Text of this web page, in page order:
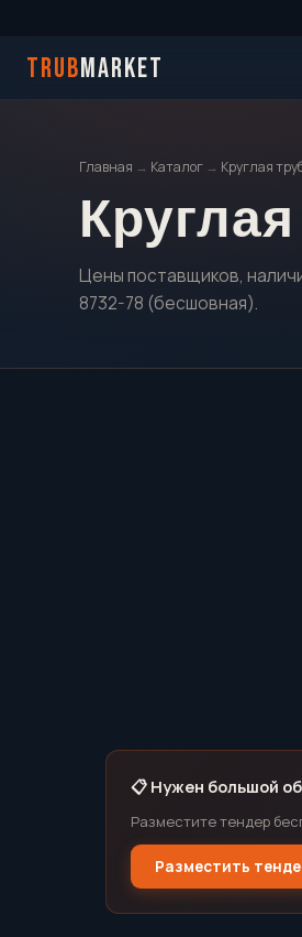
TRUBMARKET
Главная → Каталог → Круглая
Круглая
Цены поставщиков,
8732-78 (бесшовная).
📋 Нужен большой
Разместите тендер
Разместить